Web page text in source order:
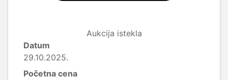
Aukcija istekla
Datum
29.10.2025.
Početna cena